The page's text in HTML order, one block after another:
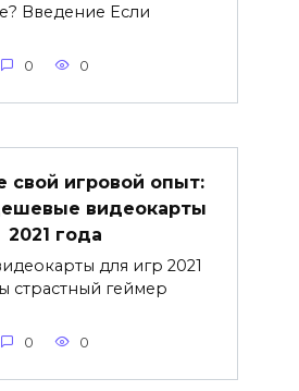
Введение Если
0 0
свой игровой опыт:
видеокарты
2021 года
для игр 2021
страстный геймер
0 0